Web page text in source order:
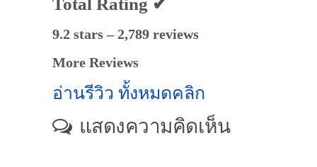
9.2 stars – 2,789 reviews
More Reviews
อ่านรีวิว ทั้งหมดคลิก
แสดงความคิดเห็น